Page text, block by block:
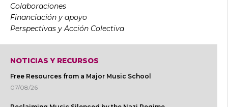
Colaboraciones
Financiación y apoyo
Perspectivas y Acción Colectiva
NOTICIAS Y RECURSOS
Free Resources from a Major Music School
07/08/26